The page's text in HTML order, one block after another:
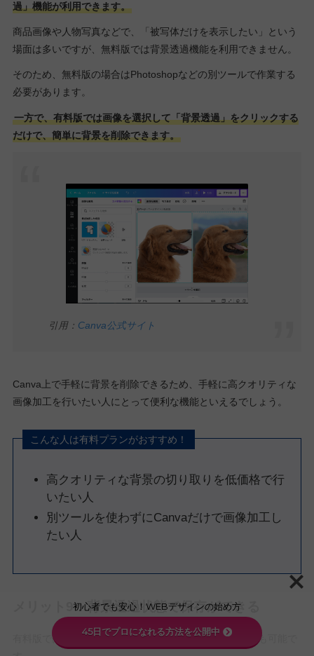
過」機能が利用できます。
商品画像や人物写真などで、「被写体だけを表示したい」という
場面は多いですが、無料版では背景透過機能を利用できません。
そのため、無料版の場合はPhotoshopなどの別ツールで作業する
必要があります。
一方で、有料版では画像を選択して「背景透過」をクリックする
だけで、簡単に背景を削除できます。
引用： Canva公式サイト
Canva上で手軽に背景を削除できるため、手軽に高クオリティな
画像加工を行いたい人にとって便利な機能といえるでしょう。
こんな人は有料プランがおすすめ！
高クオリティな背景の切り取りを低価格で行
いたい人
別ツールを使わずにCanvaだけで画像加工し
たい人
メリット9：背景透過状態で保存ができる
有料版では、背景を透過した状態で画像を書き出すことも可能で
初心者でも安心！WEBデザインの始め方
45日でプロになれる方法を公開中